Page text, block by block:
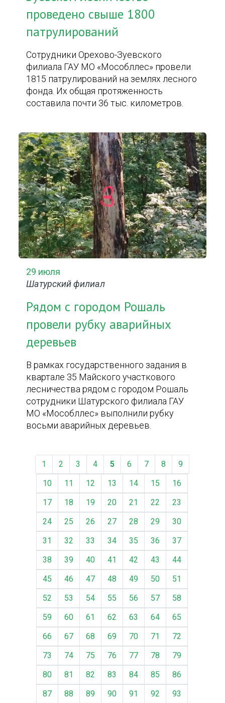
проведено свыше 1800
патрулирований
Сотрудники Орехово-Зуевского
филиала ГАУ МО «Мособллес» провели
1815 патрулирований на землях лесного
фонда. Их общая протяженность
составила почти 36 тыс. километров.
29 июля
Шатурский филиал
Рядом с городом Рошаль
провели рубку аварийных
деревьев
В рамках государственного задания в
квартале 35 Майского участкового
лесничества рядом с городом Рошаль
сотрудники Шатурского филиала ГАУ
МО «Мособллес» выполнили рубку
восьми аварийных деревьев.
1 2 3 4 5 6 7 8
9
10
11 12 13 14 15
16
17
18 19 20 21 22
23
24
25 26 27 28 29
30
31
32 33 34 35 36
37
38
39 40 41 42 43
44
45
46 47 48 49 50
51
52
53 54 55 56 57
58
59
60 61 62 63 64
65
66
67 68 69 70 71
72
73
74 75 76 77 78
79
80
81 82 83 84 85
86
87
88 89 90 91 92
93